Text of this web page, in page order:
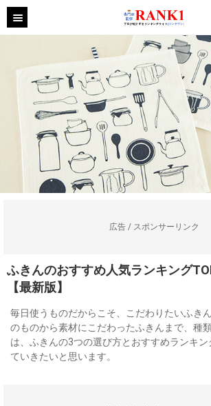
広告 / スポンサーリンク
ふきんのおすすめ人気ランキング
【最新版】
毎日使うものだからこそ、こだわりたいふき
のものから素材にこだわったふきんまで、種
は、ふきんの3つの選び方とおすすめランキ
ていきたいと思います。